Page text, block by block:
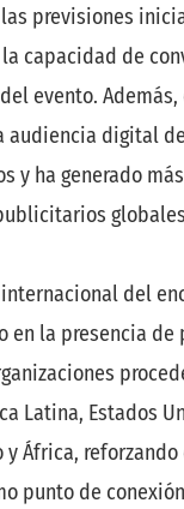
previsiones
capacidad de
evento. Además,
audiencia digital
y ha generado
del
en la presencia de
Latina, Estados
y África,
punto de